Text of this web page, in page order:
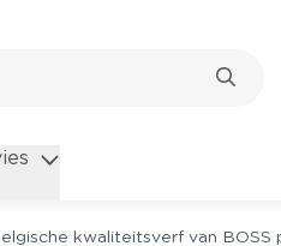
kwaliteitsverf van BOSS